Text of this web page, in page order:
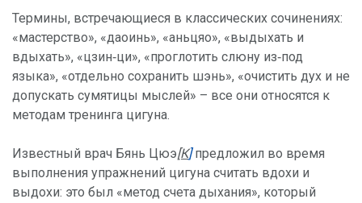
Термины, встречающиеся в классических сочинениях:
«мастерство», «даоинь», «аньцяо», «выдыхать и
вдыхать», «цзин‑ци», «проглотить слюну из‑под
языка», «отдельно сохранить шэнь», «очистить дух и не
допускать сумятицы мыслей» – все они относятся к
методам тренинга цигуна.
Известный врач Бянь Цюэ[К]предложил во время
выполнения упражнений цигуна считать вдохи и
выдохи: это был «метод счета дыхания», который